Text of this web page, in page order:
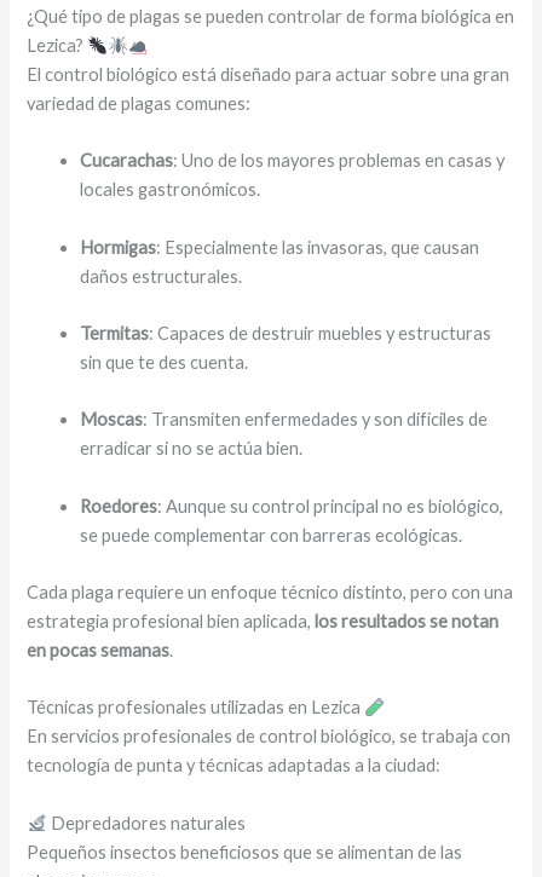
¿Qué tipo de plagas se pueden controlar de forma biológica en
Lezica?
El control biológico está diseñado para actuar sobre una gran
variedad de plagas comunes:
Cucarachas: Uno de los mayores problemas en casas y
locales gastronómicos.
Hormigas: Especialmente las invasoras, que causan
daños estructurales.
Termitas: Capaces de destruir muebles y estructuras
sin que te des cuenta.
Moscas: Transmiten enfermedades y son difíciles de
erradicar si no se actúa bien.
Roedores: Aunque su control principal no es biológico,
se puede complementar con barreras ecológicas.
Cada plaga requiere un enfoque técnico distinto, pero con una
estrategia profesional bien aplicada, los resultados se notan
en pocas semanas.
Técnicas profesionales utilizadas en Lezica
En servicios profesionales de control biológico, se trabaja con
tecnología de punta y técnicas adaptadas a la ciudad:
Depredadores naturales
Pequeños insectos beneficiosos que se alimentan de las